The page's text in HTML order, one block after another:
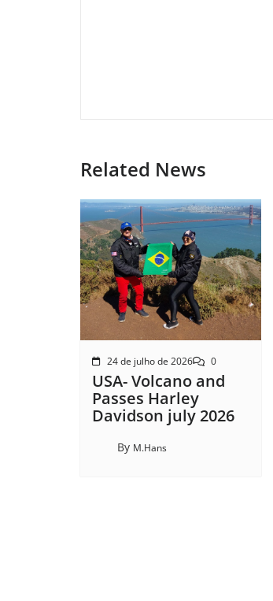
Related News
24 de julho de 2026 0
USA- Volcano and
Passes Harley
Davidson july 2026
By M.Hans